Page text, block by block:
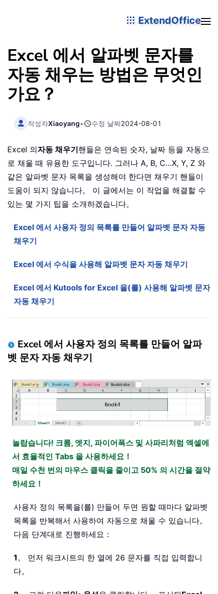
ExtendOffice
Excel 에서 알파벳 문자를
자동 채우는 방법은 무엇인
가요？
작성자Xiaoyang• 수정 날짜2024-08-01
Excel 의자동 채우기핸들은 연속된 숫자, 날짜 등을 자동으
로 채울 때 유용한 도구입니다. 그러나 A, B, C…X, Y, Z 와
같은 알파벳 문자 목록을 생성해야 한다면 채우기 핸들이
도움이 되지 않습니다。 이 글에서는 이 작업을 해결할 수
있는 몇 가지 팁을 소개하겠습니다。
Excel 에서 사용자 정의 목록를 만들어 알파벳 문자 자동
채우기
Excel 에서 수식을 사용해 알파벳 문자 자동 채우기
Excel 에서 Kutools for Excel 을(를) 사용해 알파벳 문자
자동 채우기
Excel 에서 사용자 정의 목록를 만들어 알파
벳 문자 자동 채우기
놀랍습니다! 크롬, 엣지, 파이어폭스 및 사파리처럼 엑셀에
서 효율적인 Tabs 을 사용하세요！
매일 수천 번의 마우스 클릭을 줄이고 50% 의 시간을 절약
하세요！
사용자 정의 목록을(를) 만들어 두면 원할 때마다 알파벳
목록을 반복해서 사용하여 자동으로 채울 수 있습니다。
다음 단계대로 진행하세요：
1 。 먼저 워크시트의 한 열에 26 문자를 직접 입력합니
다。